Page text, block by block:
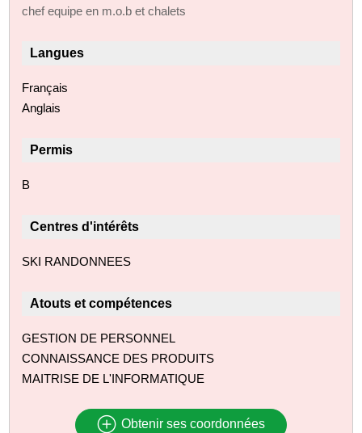
chef equipe en m.o.b et chalets
Langues
Français
Anglais
Permis
B
Centres d'intérêts
SKI RANDONNEES
Atouts et compétences
GESTION DE PERSONNEL
CONNAISSANCE DES PRODUITS
MAITRISE DE L'INFORMATIQUE
Obtenir ses coordonnées